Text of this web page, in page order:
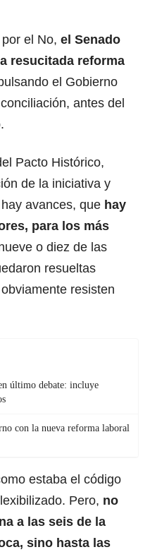
el No, el Senado
resucitada reforma
el Gobierno
antes del
Pacto Histórico,
de la iniciativa y
avances, que hay
para los más
o diez de las
resueltas
resisten
último debate: incluye
con la nueva reforma laboral
estaba el código
Pero, no
a las seis de la
sino hasta las